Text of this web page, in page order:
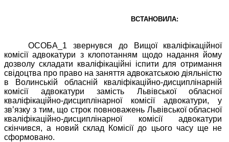
ВСТАНОВИЛА:
ОСОБА_1 звернувся до Вищої кваліфікаційної
комісії адвокатури з клопотанням щодо надання йому
дозволу складати кваліфікаційні іспити для отримання
свідоцтва про право на заняття адвокатською діяльністю
в Волинській обласній
кваліфікаційно-дисциплінарній
комісії адвокатури замість Львівської обласної
кваліфікаційно-дисциплінарної комісії адвокатури, у
зв’язку з тим, що строк повноважень Львівської обласної
кваліфікаційно-дисциплінарної комісії адвокатури
скінчився, а новий склад Комісії до цього часу ще не
сформовано.